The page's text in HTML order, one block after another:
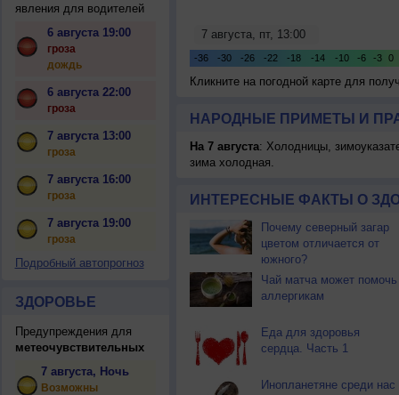
явления для водителей
6 августа 19:00
гроза
дождь
6 августа 22:00
гроза
7 августа 13:00
гроза
7 августа 16:00
гроза
7 августа 19:00
гроза
Подробный автопрогноз
ЗДОРОВЬЕ
Предупреждения для
метеочувствительных
7 августа, Ночь
Возможны
Кликните на погодной карте для
НАРОДНЫЕ ПРИМЕТЫ И
На 7 августа: Холодницы,
зима холодная.
ИНТЕРЕСНЫЕ ФАКТЫ О
Почему северный загар
цветом отличается от
южного?
Чай матча может помочь
аллергикам
Еда для здоровья
сердца. Часть 1
Инопланетяне среди нас